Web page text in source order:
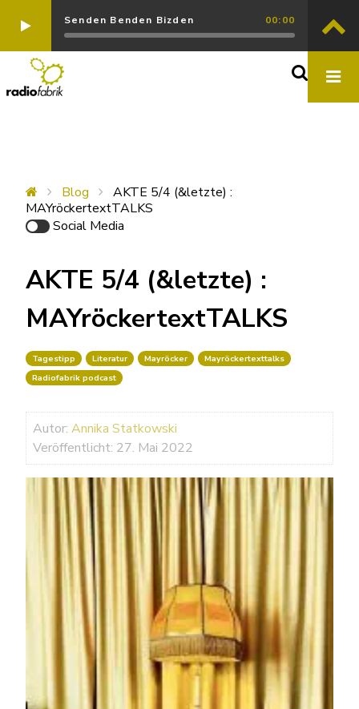
Senden Benden Bizden 00:00
Blog
AKTE 5/4 (&letzte) :
MAYröckertextTALKS
Social Media
AKTE 5/4 (&letzte) :
MAYröckertextTALKS
Tagestipp Literatur Mayröcker
Mayröckertexttalks
Radiofabrik podcast
Autor: Annika Statkowski
Veröffentlicht: 27. Mai 2022